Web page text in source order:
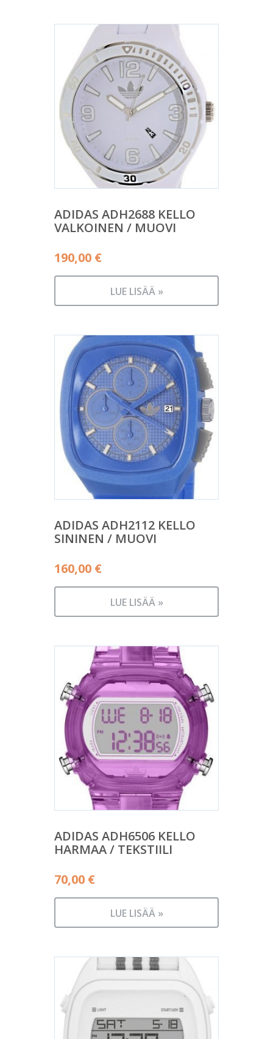
ADIDAS ADH2688 KELLO
VALKOINEN / MUOVI
190,00 €
LUE LISÄÄ »
ADIDAS ADH2112 KELLO
SININEN / MUOVI
160,00 €
LUE LISÄÄ »
ADIDAS ADH6506 KELLO
HARMAA / TEKSTIILI
70,00 €
LUE LISÄÄ »